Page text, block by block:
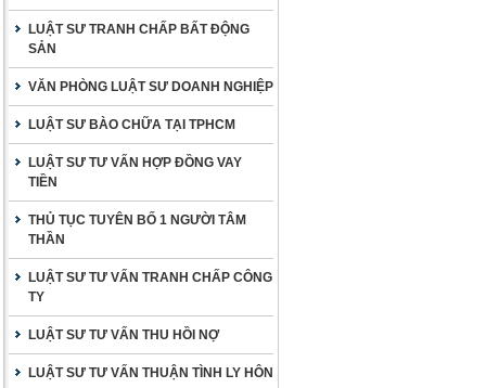
LUẬT SƯ TRANH CHẤP BẤT ĐỘNG
SẢN
VĂN PHÒNG LUẬT SƯ DOANH NGHIỆP
LUẬT SƯ BÀO CHỮA TẠI TPHCM
LUẬT SƯ TƯ VẤN HỢP ĐỒNG VAY
TIỀN
THỦ TỤC TUYÊN BỐ 1 NGƯỜI TÂM
THẦN
LUẬT SƯ TƯ VẤN TRANH CHẤP CÔNG
TY
LUẬT SƯ TƯ VẤN THU HỒI NỢ
LUẬT SƯ TƯ VẤN THUẬN TÌNH LY HÔN